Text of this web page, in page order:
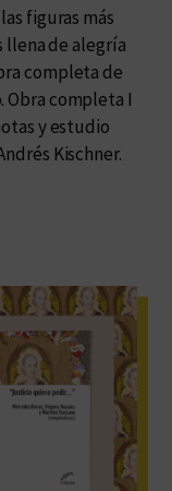
figuras más
llena de alegría
completa de
Obra completa I
y estudio
Kischner.